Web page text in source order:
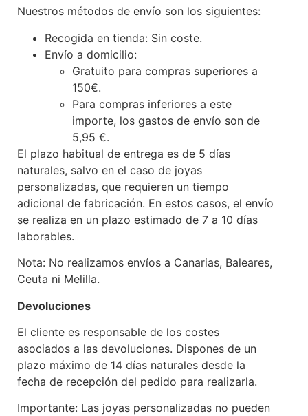
Nuestros métodos de envío son los siguientes:
Recogida en tienda: Sin coste.
Envío a domicilio:
Gratuito para compras superiores a
150€.
Para compras inferiores a este
importe, los gastos de envío son de
5,95 €.
El plazo habitual de entrega es de 5 días
naturales, salvo en el caso de joyas
personalizadas, que requieren un tiempo
adicional de fabricación. En estos casos, el envío
se realiza en un plazo estimado de 7 a 10 días
laborables.
Nota: No realizamos envíos a Canarias, Baleares,
Ceuta ni Melilla.
Devoluciones
El cliente es responsable de los costes
asociados a las devoluciones. Dispones de un
plazo máximo de 14 días naturales desde la
fecha de recepción del pedido para realizarla.
Importante: Las joyas personalizadas no pueden